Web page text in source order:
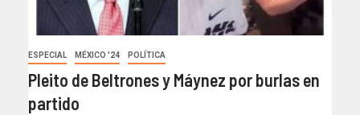
ESPECIAL MÉXICO '24 POLÍTICA
Pleito de Beltrones y Máynez por burlas en
partido